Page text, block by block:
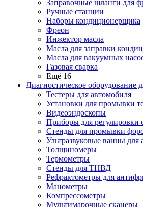
Заправочные шланги для
Ручные станции
Наборы кондиционерщика
Фреон
Инжектор масла
Масла для заправки
Масла для вакуумных
Газовая сварка
Ещё 16
Диагностическое оборудование
Тестеры для автомобиля
Установки для промывки
Видеоэндоскопы
Приборы для регулировки
Стенды для промывки
Ультразвуковые ванны для
Толщиномеры
Термометры
Стенды для ТНВД
Рефрактометры для
Манометры
Компрессометры
Мультимарочные сканеры